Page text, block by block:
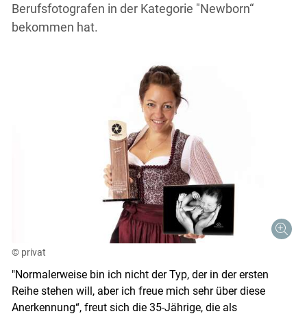
Berufsfotografen in der Kategorie "Newborn“
bekommen hat.
© privat
"Normalerweise bin ich nicht der Typ, der in der ersten
Reihe stehen will, aber ich freue mich sehr über diese
Anerkennung“, freut sich die 35-Jährige, die als